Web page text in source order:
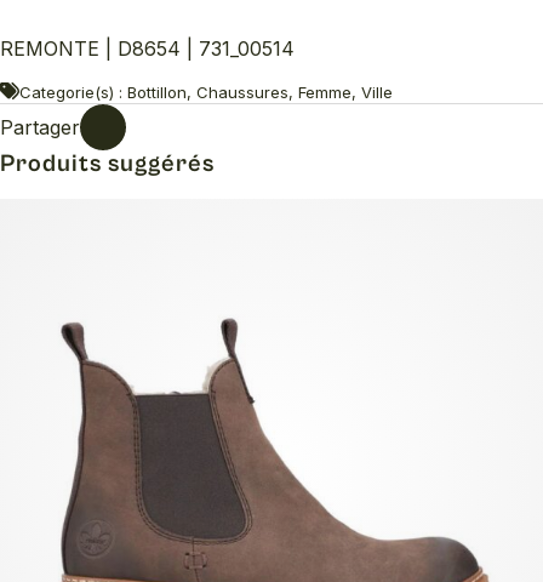
REMONTE | D8654 | 731_00514
Categorie(s) : Bottillon, Chaussures, Femme, Ville
Partager
Produits suggérés